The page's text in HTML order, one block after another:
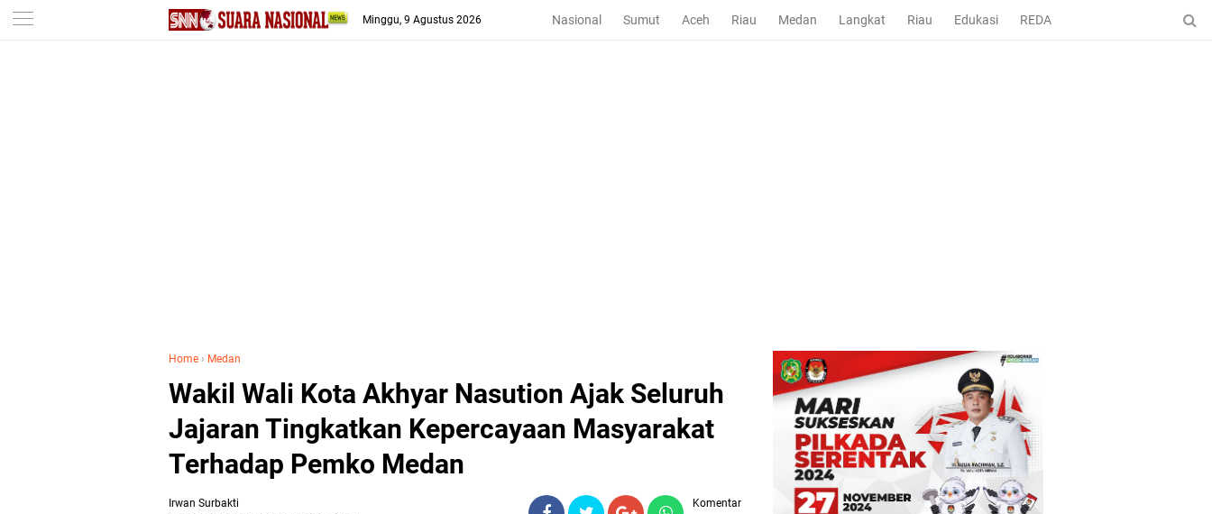
-->
Minggu, 9 Agustus 2026 Nasional Sumut Aceh Riau Medan Langkat Riau Edukasi REDAKSI
Home › Medan
Wakil Wali Kota Akhyar Nasution Ajak Seluruh
Jajaran Tingkatkan Kepercayaan Masyarakat
Terhadap Pemko Medan
Irwan Surbakti
Komentar